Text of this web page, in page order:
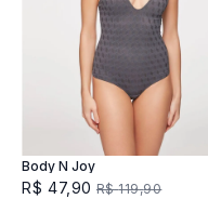
Body N Joy
R$ 47,90 R$ 119,90